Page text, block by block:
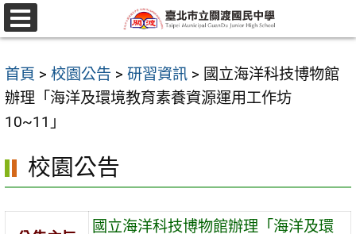
跳
至
要
內
容
選
單
首頁 > 校園公告 > 研習資訊 > 國立海洋科技博物館
辦理「海洋及環境教育素養資源運用工作坊
10~11」
校園公告
國立海洋科技博物館辦理「海洋及環